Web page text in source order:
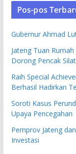
Pos-pos
Gubernur Ahmad
Jateng Tuan
Dorong Pencak
Raih Special
Berhasil Hadirkan
Soroti Kasus
Upaya Pencegahan
Pemprov Jateng
Investasi